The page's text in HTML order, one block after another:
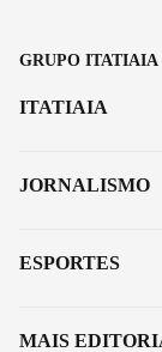
GRUPO ITATIAIA
ITATIAIA
JORNALISMO
ESPORTES
MAIS